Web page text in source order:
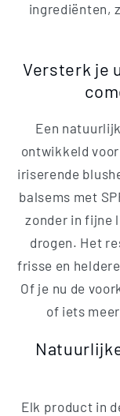
ingrediënten,
Versterk je
Een
ontwikkeld
iriserende
balsems met
zonder in fijne
drogen. Het
frisse en
Of je nu de
of iets
Elk product in